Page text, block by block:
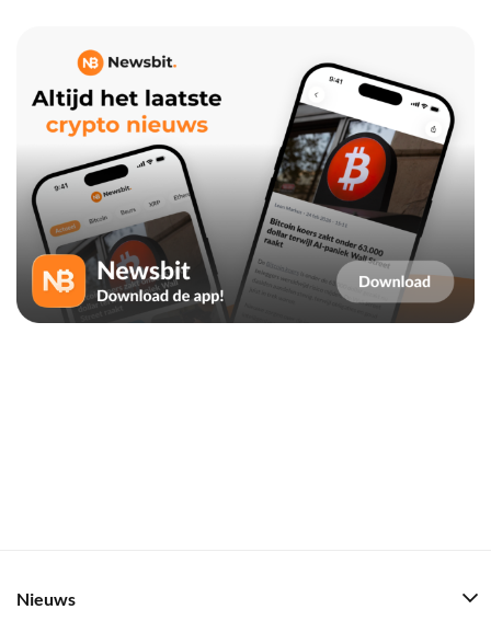
Nieuws